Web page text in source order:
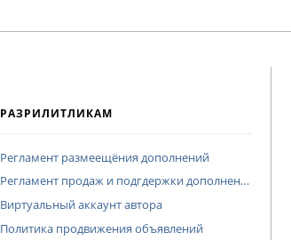
РАЗРИЛИТЛИКАМ
Регламент размеещёния дополнений
Регламент продаж и подгдержки дополнений
Виртуальный аккаунт автора
Политика продвижения объявлений